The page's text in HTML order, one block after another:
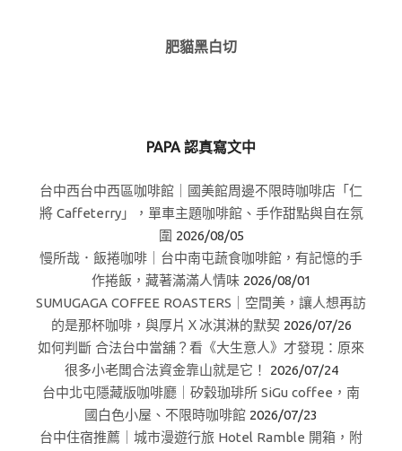
肥貓黑白切
PAPA 認真寫文中
台中西台中西區咖啡館｜國美館周邊不限時咖啡店「仁
將 Caffeterry」，單車主題咖啡館、手作甜點與自在氛
圍 2026/08/05
慢所哉．飯捲咖啡｜台中南屯蔬食咖啡館，有記憶的手
作捲飯，藏著滿滿人情味 2026/08/01
SUMUGAGA COFFEE ROASTERS｜空間美，讓人想再訪
的是那杯咖啡，與厚片Ｘ冰淇淋的默契 2026/07/26
如何判斷 合法台中當舖？看《大生意人》才發現：原來
很多小老闆合法資金靠山就是它！
2026/07/24
台中北屯隱藏版咖啡廳｜矽穀珈琲所 SiGu coffee，南
國白色小屋、不限時咖啡館 2026/07/23
台中住宿推薦｜城市漫遊行旅 Hotel Ramble 開箱，附